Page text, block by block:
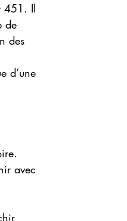
451. Il
de
des
d’une
avec